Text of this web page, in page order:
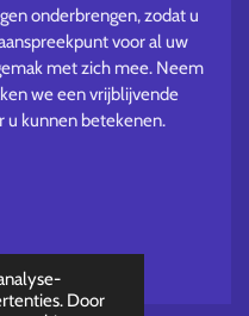
Door
onderbrengen, zodat u
voor al uw
met zich mee. Neem
we een vrijblijvende
u kunnen betekenen.